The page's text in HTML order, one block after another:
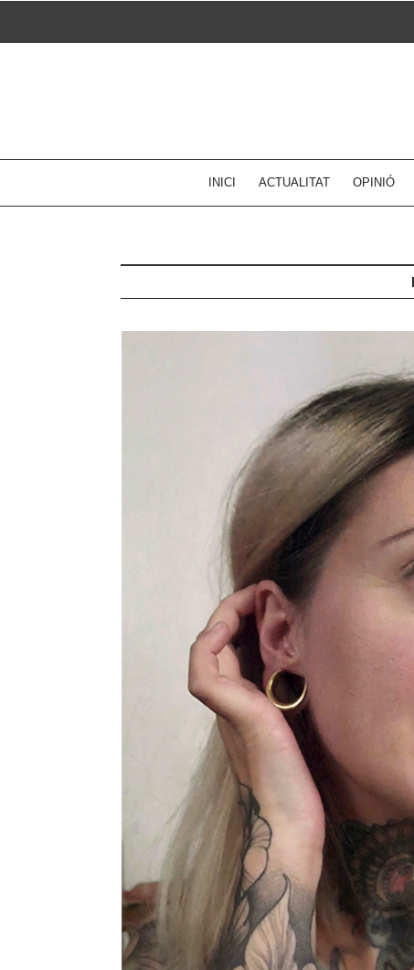
INICI ACTUALITAT OPINIÓ